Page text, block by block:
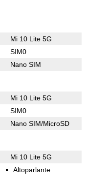
Mi 10 Lite 5G
SIM0
Nano SIM
Mi 10 Lite 5G
SIM0
Nano SIM/MicroSD
Mi 10 Lite 5G
Altoparlante